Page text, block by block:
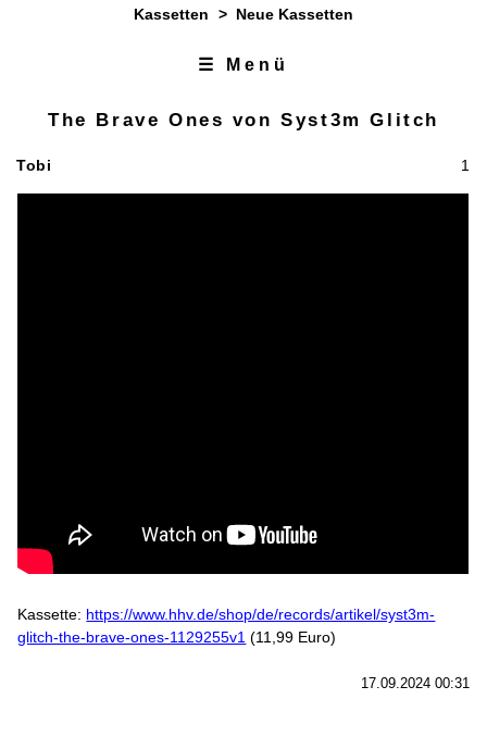
Kassetten > Neue Kassetten
☰ Menü
Zur Navigation
The Brave Ones von Syst3m Glitch
1
Tobi
Kassette: https://www.hhv.de/shop/de/records/artikel/syst3m-
glitch-the-brave-ones-1129255v1 (11,99 Euro)
17.09.2024 00:31